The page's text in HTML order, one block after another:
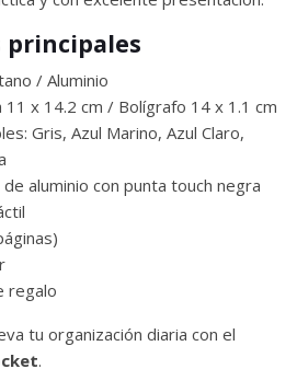
principales
/ Aluminio
x 14.2 cm / Bolígrafo 14 x 1.1 cm
Gris, Azul Marino, Azul Claro,
aluminio con punta touch negra
regalo
tu organización diaria con el
.